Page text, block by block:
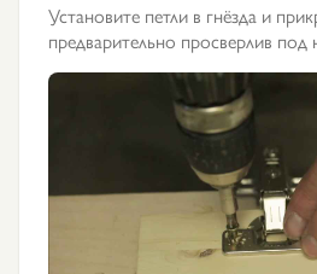
Установите петли в гнёзда и
предварительно просверлив под